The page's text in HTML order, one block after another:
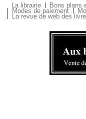
La librairie Bons plans
Modes de paiement
La revue de web des